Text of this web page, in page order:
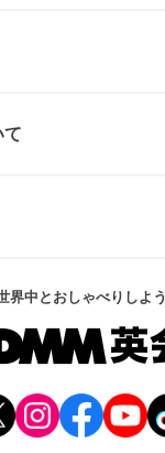
界中とおしゃべりしよう